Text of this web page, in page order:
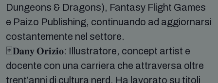
Dungeons & Dragons), Fantasy Flight Games
e Paizo Publishing, continuando ad aggiornarsi
costantemente nel settore.
🃏𝐃𝐚𝐧𝐲 𝐎𝐫𝐢𝐳𝐢𝐨: Illustratore, concept artist e
docente con una carriera che attraversa oltre
trent’anni di cultura nerd. Ha lavorato su titoli